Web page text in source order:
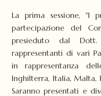
La prima sessione, "I
partecipazione del
presieduto dal
rappresentanti di vari
in rappresentanza
Inghilterra, Italia, Malta,
Saranno presentati e